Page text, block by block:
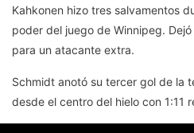
Kahkonen hizo tres salvamentos
poder del juego de Winnipeg.
para un atacante extra.
Schmidt anotó su tercer gol de la
desde el centro del hielo con 1:11